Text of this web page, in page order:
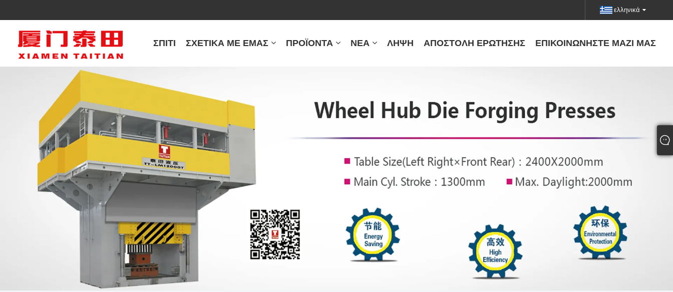
ελληνικά
ΣΠΊΤΙ ΣΧΕΤΙΚΆ ΜΕ ΕΜΆΣ ΠΡΟΪΌΝΤΑ ΝΈΑ ΛΉΨΗ ΑΠΟΣΤΟΛΉ ΕΡΏΤΗΣΗΣ ΕΠΙΚΟΙΝΩΝΉΣΤΕ ΜΑΖΊ ΜΑΣ